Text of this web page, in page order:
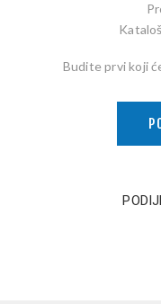
Budite prvi koji